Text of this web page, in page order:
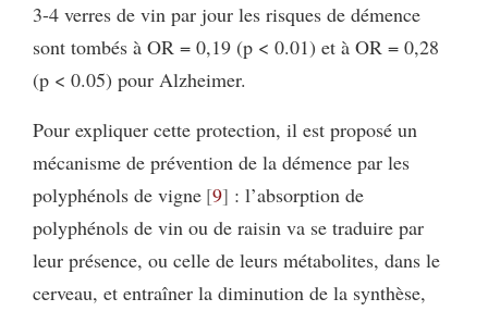
3-4 verres de vin par jour les risques de démence
sont tombés à OR = 0,19 (p < 0.01) et à OR = 0,28
(p < 0.05) pour Alzheimer.
Pour expliquer cette protection, il est proposé un
mécanisme de prévention de la démence par les
polyphénols de vigne 9 : l’absorption de
polyphénols de vin ou de raisin va se traduire par
leur présence, ou celle de leurs métabolites, dans le
cerveau, et entraîner la diminution de la synthèse,